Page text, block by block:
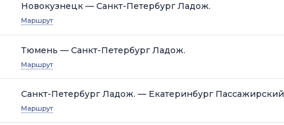
Новокузнецк — Санкт-Петербург Ладож.
Маршрут
Тюмень — Санкт-Петербург Ладож.
Маршрут
Санкт-Петербург Ладож. — Екатеринбург Пассажирский
Маршрут